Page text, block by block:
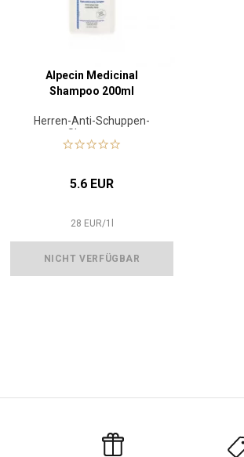
Alpecin Medicinal
Shampoo 200ml
Herren-Anti-Schuppen-
Shampoo
5.6 EUR
28 EUR/1
NICHT VERFÜGBAR